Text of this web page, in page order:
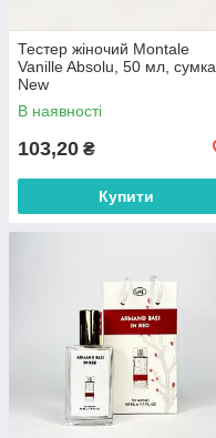
Тестер жіночий Montale
Vanille Absolu, 50 мл, сумка
New
В наявності
103,20 ₴
Купити